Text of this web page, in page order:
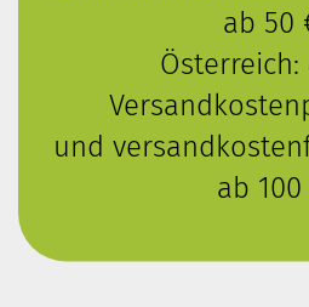
ab 50
Österreich:
und
ab